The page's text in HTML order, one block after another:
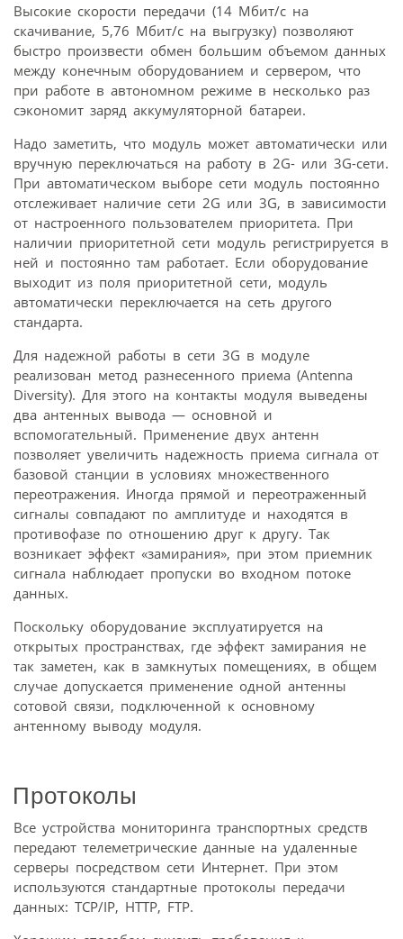
Высокие скорости передачи (14 Мбит/с на
скачивание, 5,76 Мбит/с на выгрузку) позволяют
быстро произвести обмен большим объемом данных
между конечным оборудованием и сервером, что
при работе в автономном режиме в несколько раз
сэкономит заряд аккумуляторной батареи.
Надо заметить, что модуль может автоматически или
вручную переключаться на работу в 2G- или 3G-сети.
При автоматическом выборе сети модуль постоянно
отслеживает наличие сети 2G или 3G, в зависимости
от настроенного пользователем приоритета. При
наличии приоритетной сети модуль регистрируется в
ней и постоянно там работает. Если оборудование
выходит из поля приоритетной сети, модуль
автоматически переключается на сеть другого
стандарта.
Для надежной работы в сети 3G в модуле
реализован метод разнесенного приема (Antenna
Diversity). Для этого на контакты модуля выведены
два антенных вывода — основной и
вспомогательный. Применение двух антенн
позволяет увеличить надежность приема сигнала от
базовой станции в условиях множественного
переотражения. Иногда прямой и переотраженный
сигналы совпадают по амплитуде и находятся в
противофазе по отношению друг к другу. Так
возникает эффект «замирания», при этом приемник
сигнала наблюдает пропуски во входном потоке
данных.
Поскольку оборудование эксплуатируется на
открытых пространствах, где эффект замирания не
так заметен, как в замкнутых помещениях, в общем
случае допускается применение одной антенны
сотовой связи, подключенной к основному
антенному выводу модуля.
Протоколы
Все устройства мониторинга транспортных средств
передают телеметрические данные на удаленные
серверы посредством сети Интернет. При этом
используются стандартные протоколы передачи
данных: TCP/IP, HTTP, FTP.